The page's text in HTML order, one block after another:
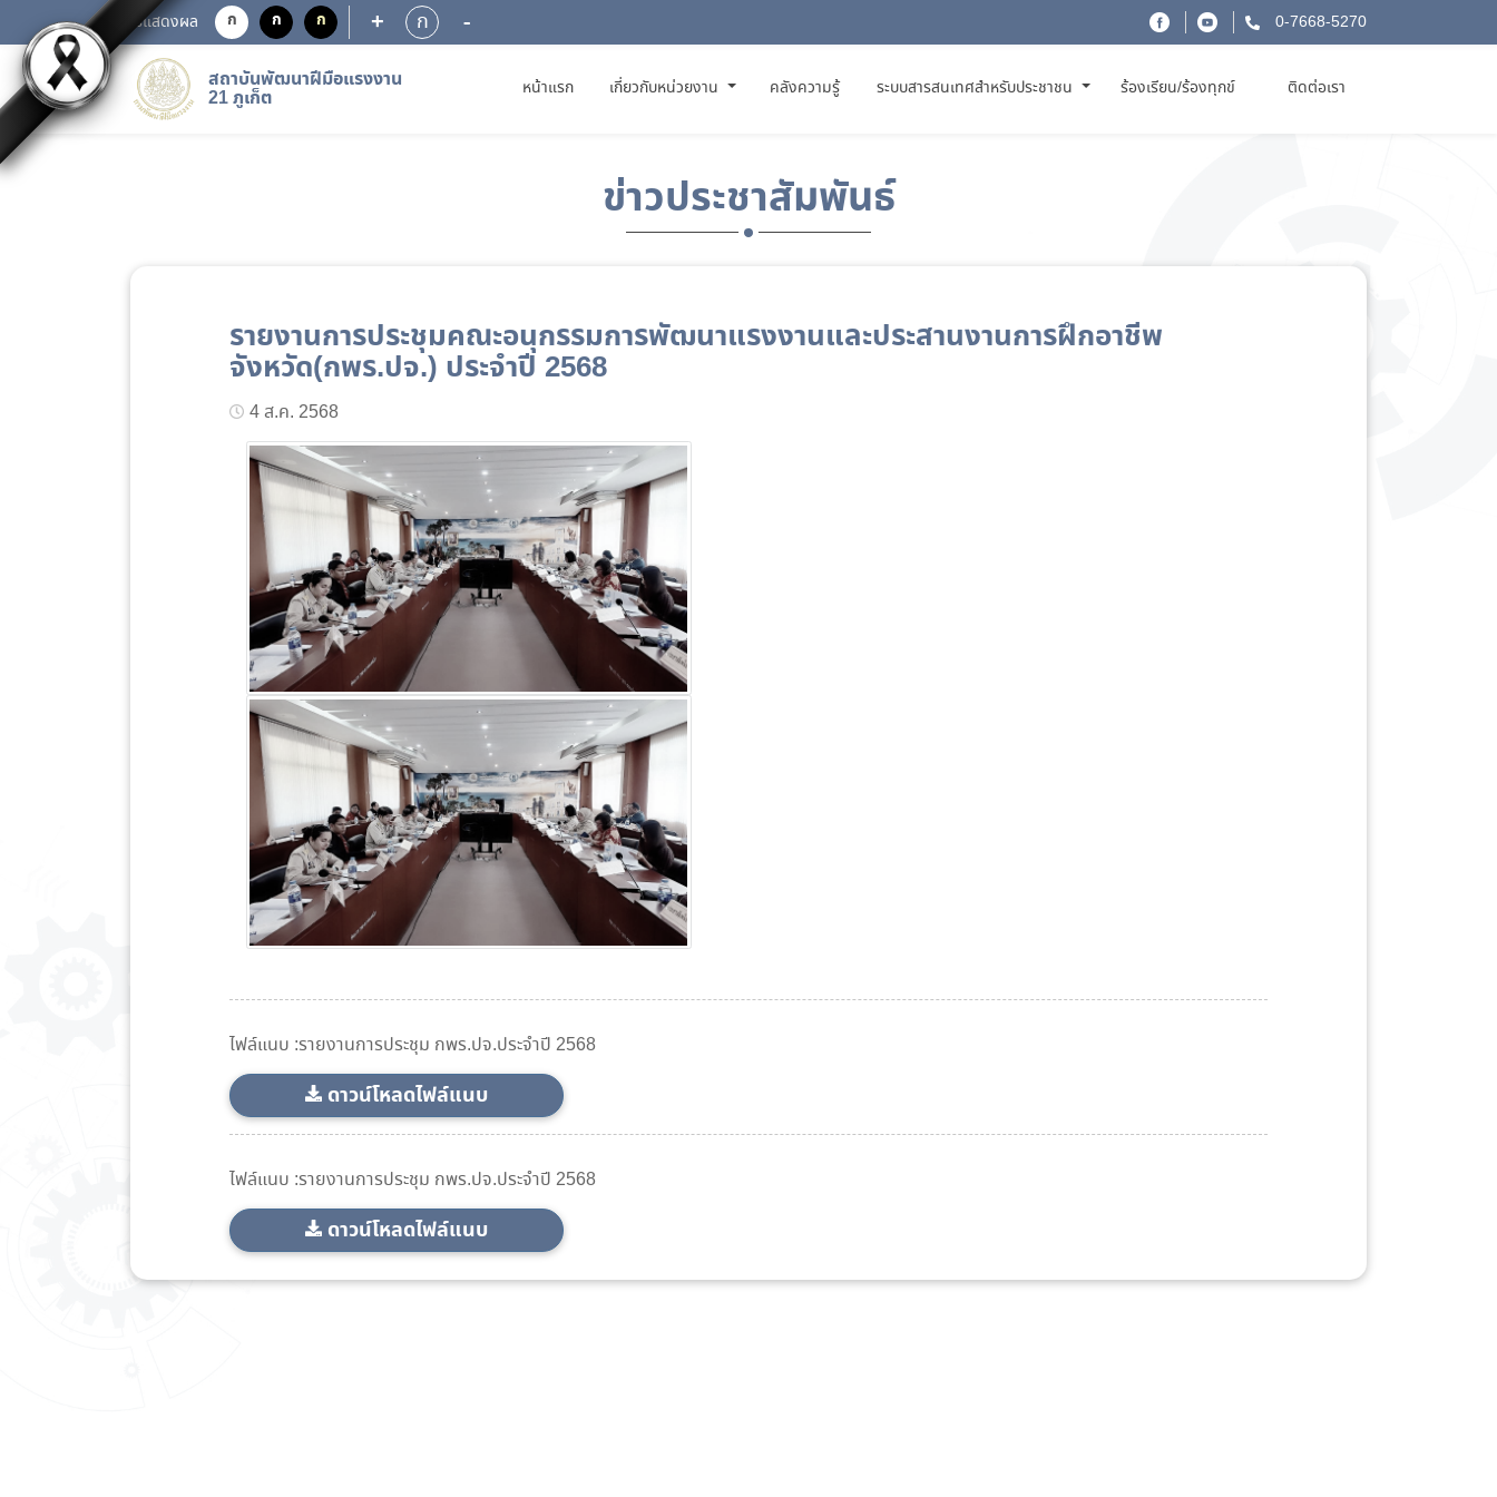
การแสดงผล ก ก ก + ก - 0-7668-5270
สถาบันพัฒนาฝีมือแรงงาน
21 ภูเก็ต หน้าแรก(CURRENT)
เกี่ยวกับหน่วยงาน คลังความรู้ ระบบสารสนเทศสำหรับประชาชน ร้องเรียน/ร้องทุกข์ ติดต่อเรา
ข่าวประชาสัมพันธ์
รายงานการประชุมคณะอนุกรรมการพัฒนาแรงงานและประสานงานการฝึกอาชีพ
จังหวัด(กพร.ปจ.) ประจำปี 2568
4 ส.ค. 2568
ไฟล์แนบ :รายงานการประชุม กพร.ปจ.ประจำปี 2568
ดาวน์โหลดไฟล์แนบ
ไฟล์แนบ :รายงานการประชุม กพร.ปจ.ประจำปี 2568
ดาวน์โหลดไฟล์แนบ